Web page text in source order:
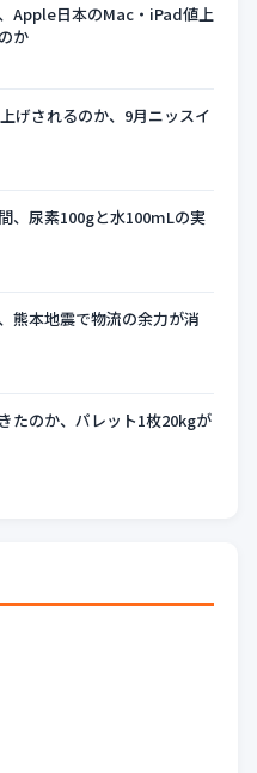
Apple日本のMac・iPad値上
か
げされるのか、9月ニッスイ
、尿素100gと水100mLの実
熊本地震で物流の余力が消
たのか、パレット1枚20kgが